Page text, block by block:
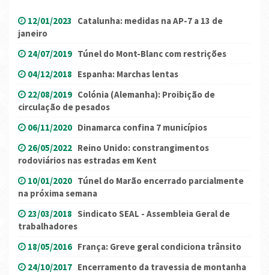
12/01/2023 Catalunha: medidas na AP-7 a 13 de
janeiro
24/07/2019 Túnel do Mont-Blanc com restrições
04/12/2018 Espanha: Marchas lentas
22/08/2019 Colónia (Alemanha): Proibição de
circulação de pesados
06/11/2020 Dinamarca confina 7 municípios
26/05/2022 Reino Unido: constrangimentos
rodoviários nas estradas em Kent
10/01/2020 Túnel do Marão encerrado parcialmente
na próxima semana
23/03/2018 Sindicato SEAL - Assembleia Geral de
trabalhadores
18/05/2016 França: Greve geral condiciona trânsito
24/10/2017 Encerramento da travessia de montanha